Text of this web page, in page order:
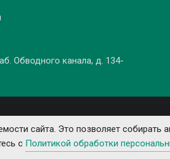
Обводного канала, д. 134-
сайта. Это позволяет
с Политикой обработки